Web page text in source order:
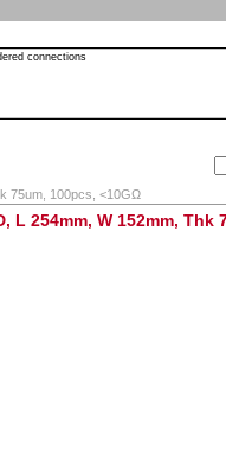
75um, 100pcs, <10GΩ
L 254mm, W 152mm,